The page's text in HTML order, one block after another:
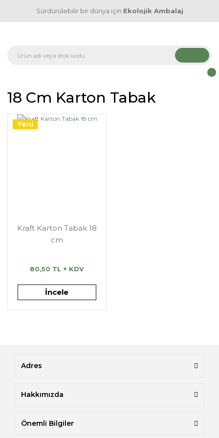
Sürdürülebilir bir dünya için Ekolojik Ambalaj
18 Cm Karton Tabak
Yeni
Kraft Karton Tabak 18
cm
80,50 TL + KDV
İncele
Adres
Hakkımızda
Önemli Bilgiler